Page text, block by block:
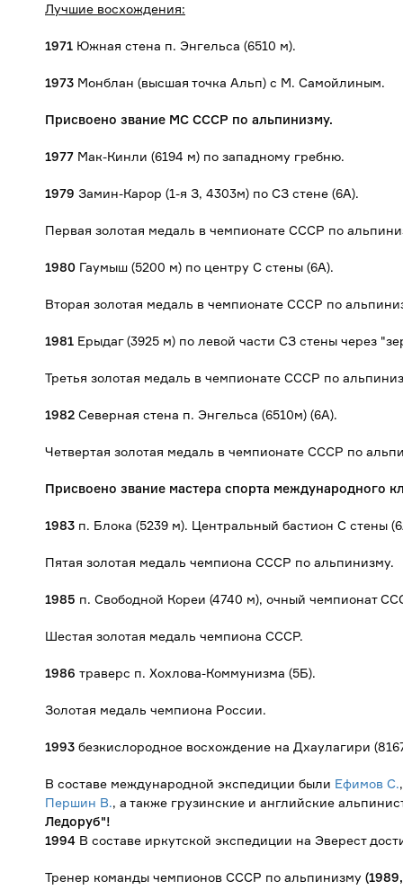
Лучшие восхождения:
1971 Южная стена п. Энгельса (6510 м).
1973 Монблан (высшая точка Альп) с М. Самойлиным.
Присвоено звание МС СССР по альпинизму.
1977 Мак-Кинли (6194 м) по западному гребню.
1979 Замин-Карор (1-я З, 4303м) по СЗ стене (6А).
Первая золотая медаль в чемпионате СССР по
1980 Гаумыш (5200 м) по центру С стены (6А).
Вторая золотая медаль в чемпионате СССР по
1981 Ерыдаг (3925 м) по левой части СЗ стены через
Третья золотая медаль в чемпионате СССР по
1982 Северная стена п. Энгельса (6510м) (6А).
Четвертая золотая медаль в чемпионате СССР по
Присвоено звание мастера спорта международного
1983 п. Блока (5239 м). Центральный бастион С стены
Пятая золотая медаль чемпиона СССР по альпинизму.
1985 п. Свободной Кореи (4740 м), очный чемпионат
Шестая золотая медаль чемпиона СССР.
1986 траверс п. Хохлова-Коммунизма (5Б).
Золотая медаль чемпиона России.
1993 безкислородное восхождение на Дхаулагири
В составе международной экспедиции были Ефимов С.
Першин В., а также грузинские и английские
Ледоруб"!
1994 В составе иркутской экспедиции на Эверест
Тренер команды чемпионов СССР по альпинизму